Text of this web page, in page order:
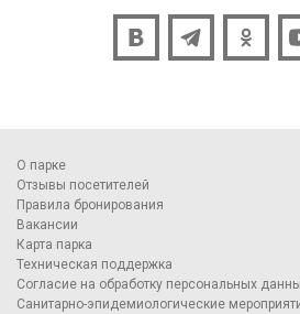
О парке
Отзывы посетителей
Правила бронирования
Вакансии
Карта парка
Техническая поддержка
Согласие на обработку персональных
Санитарно-эпидемиологические